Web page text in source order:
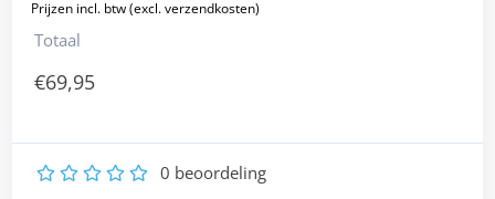
Totaal
€69,95
5
4
3
2 0 beoordeling